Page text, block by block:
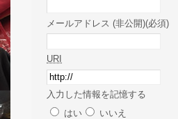
メールアドレス (非公開)(必須)
URI
入力した情報を記憶する
はい
いいえ